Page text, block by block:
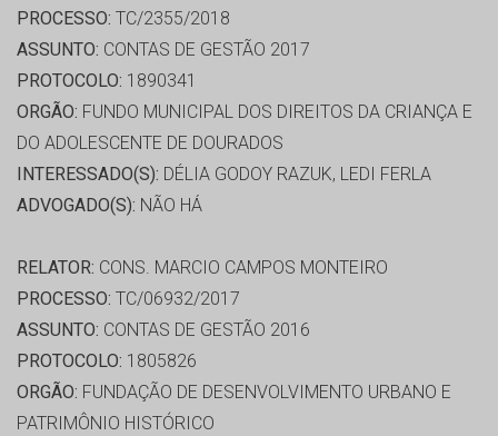
PROCESSO: TC/2355/2018
ASSUNTO: CONTAS DE GESTÃO 2017
PROTOCOLO: 1890341
ORGÃO: FUNDO MUNICIPAL DOS DIREITOS DA CRIANÇA E
DO ADOLESCENTE DE DOURADOS
INTERESSADO(S): DÉLIA GODOY RAZUK, LEDI FERLA
ADVOGADO(S): NÃO HÁ
RELATOR: CONS. MARCIO CAMPOS MONTEIRO
PROCESSO: TC/06932/2017
ASSUNTO: CONTAS DE GESTÃO 2016
PROTOCOLO: 1805826
ORGÃO: FUNDAÇÃO DE DESENVOLVIMENTO URBANO E
PATRIMÔNIO HISTÓRICO